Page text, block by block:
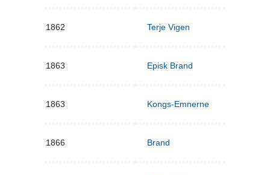
1862 Terje Vigen
1863 Episk Brand
1863 Kongs-Emnerne
1866 Brand